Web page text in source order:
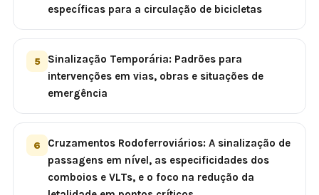
específicas para a circulação de bicicletas
5
Sinalização Temporária: Padrões para
intervenções em vias, obras e situações de
emergência
6
Cruzamentos Rodoferroviários: A sinalização de
passagens em nível, as especificidades dos
comboios e VLTs, e o foco na redução da